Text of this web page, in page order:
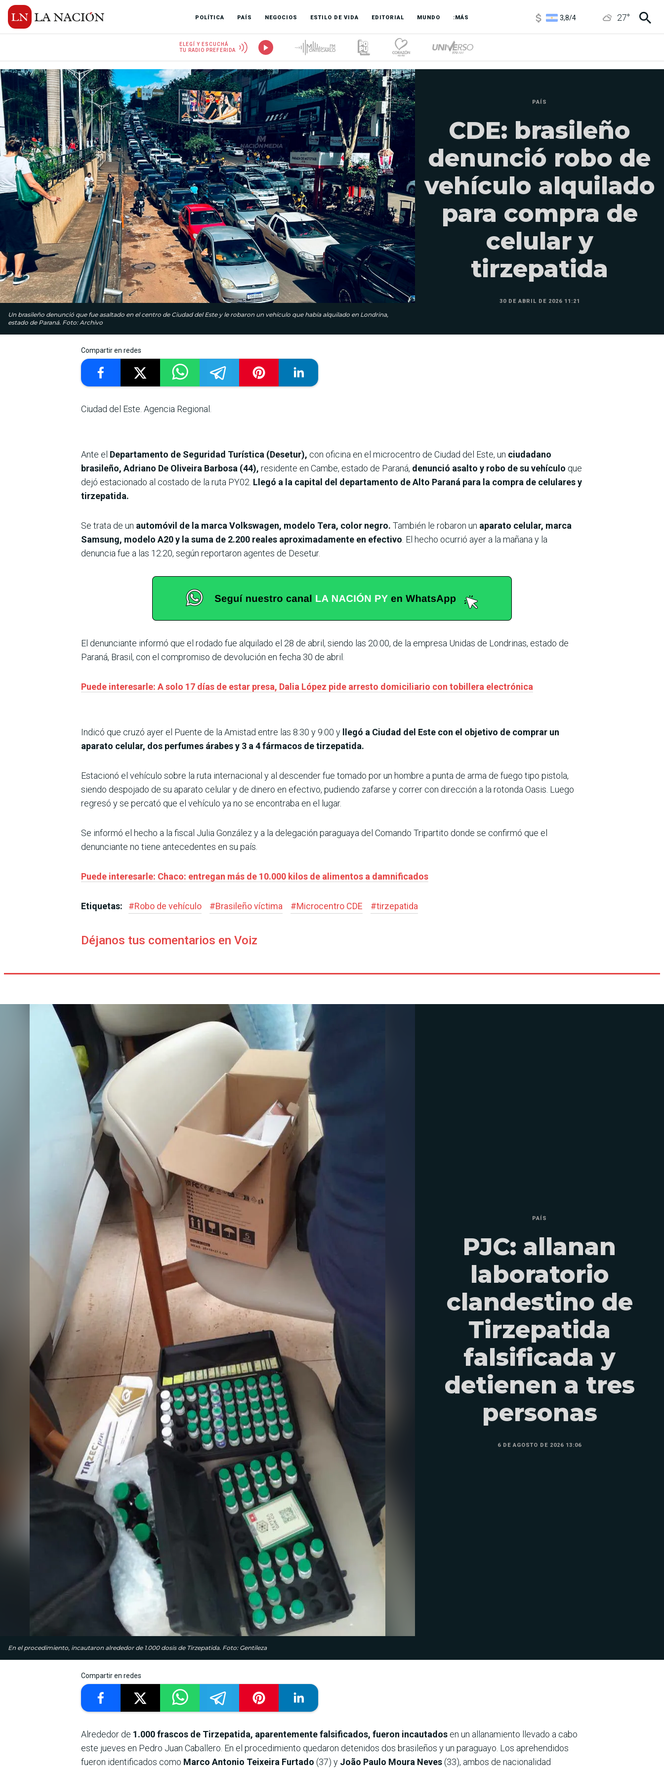
POLÍTICA PAÍS NEGOCIOS ESTILO DE VIDA EDITORIAL MUNDO :MÁS
6850/ 27°
ELEGÍ Y ESCUCHÁ
TU RADIO PREFERIDA
Un brasileño denunció que fue asaltado en el centro de Ciudad del Este y le robaron un vehículo que había alquilado en Londrina,
estado de Paraná. Foto: Archivo
PAÍS
CDE: brasileño
denunció robo de
vehículo alquilado
para compra de
celular y
tirzepatida
30 DE ABRIL DE 2026 11:21
Compartir en redes
Ciudad del Este. Agencia Regional.
Ante el Departamento de Seguridad Turística (Desetur), con oficina en el microcentro de Ciudad del Este, un ciudadano
brasileño, Adriano De Oliveira Barbosa (44), residente en Cambe, estado de Paraná, denunció asalto y robo de su vehículo que
dejó estacionado al costado de la ruta PY02. Llegó a la capital del departamento de Alto Paraná para la compra de celulares y
tirzepatida.
Se trata de un automóvil de la marca Volkswagen, modelo Tera, color negro. También le robaron un aparato celular, marca
Samsung, modelo A20 y la suma de 2.200 reales aproximadamente en efectivo . El hecho ocurrió ayer a la mañana y la
denuncia fue a las 12:20, según reportaron agentes de Desetur.
El denunciante informó que el rodado fue alquilado el 28 de abril, siendo las 20:00, de la empresa Unidas de Londrinas, estado de
Paraná, Brasil, con el compromiso de devolución en fecha 30 de abril.
Puede interesarle: A solo 17 días de estar presa, Dalia López pide arresto domiciliario con tobillera electrónica
Indicó que cruzó ayer el Puente de la Amistad entre las 8:30 y 9:00 y llegó a Ciudad del Este con el objetivo de comprar un
aparato celular, dos perfumes árabes y 3 a 4 fármacos de tirzepatida.
Estacionó el vehículo sobre la ruta internacional y al descender fue tomado por un hombre a punta de arma de fuego tipo pistola,
siendo despojado de su aparato celular y de dinero en efectivo, pudiendo zafarse y correr con dirección a la rotonda Oasis. Luego
regresó y se percató que el vehículo ya no se encontraba en el lugar.
Se informó el hecho a la fiscal Julia González y a la delegación paraguaya del Comando Tripartito donde se confirmó que el
denunciante no tiene antecedentes en su país.
Puede interesarle: Chaco: entregan más de 10.000 kilos de alimentos a damnificados
Etiquetas: #Robo de vehículo #Brasileño víctima #Microcentro CDE #tirzepatida
Déjanos tus comentarios en Voiz
En el procedimiento, incautaron alrededor de 1.000 dosis de Tirzepatida. Foto: Gentileza
PAÍS
PJC: allanan
laboratorio
clandestino de
Tirzepatida
falsificada y
detienen a tres
personas
6 DE AGOSTO DE 2026 13:06
Compartir en redes
Alrededor de 1.000 frascos de Tirzepatida, aparentemente falsificados, fueron incautados en un allanamiento llevado a cabo
este jueves en Pedro Juan Caballero. En el procedimiento quedaron detenidos dos brasileños y un paraguayo. Los aprehendidos
fueron identificados como Marco Antonio Teixeira Furtado (37) y João Paulo Moura Neves(33), ambos de nacionalidad